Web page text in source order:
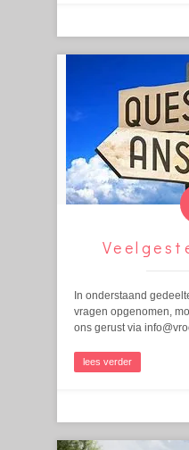
In onderstaand
vragen opgenomen,
ons gerust via
lees verder